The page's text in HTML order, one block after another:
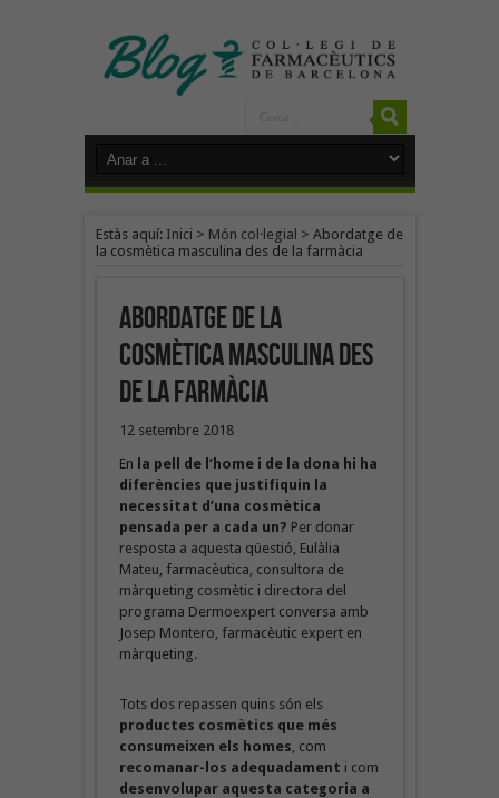
Estàs aquí: Inici > Món col·legial > Abordatge de
la cosmètica masculina des de la farmàcia
Abordatge de la
cosmètica masculina des
de la farmàcia
12 setembre 2018
En la pell de l’home i de la dona hi ha
diferències que justifiquin la
necessitat d’una cosmètica
pensada per a cada un? Per donar
resposta a aquesta qüestió, Eulàlia
Mateu, farmacèutica, consultora de
màrqueting cosmètic i directora del
programa Dermoexpert conversa amb
Josep Montero, farmacèutic expert en
màrqueting.
Tots dos repassen quins són els
productes cosmètics que més
consumeixen els homes , com
recomanar-los adequadament i com
desenvolupar aquesta categoria a